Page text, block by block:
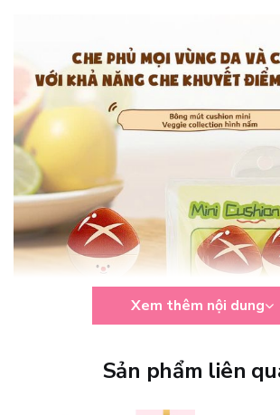
Xem thêm nội dung
Sản phẩm liên